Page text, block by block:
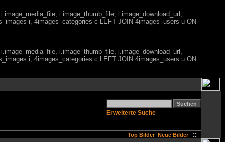
i.image_thumb_file, i.image_download_url,
i, 4images_categories c LEFT JOIN 4images_users u ON
i.image_thumb_file, i.image_download_url,
i, 4images_categories c LEFT JOIN 4images_users u ON
Erweiterte Suche
Top Bilder Neue Bilder ::